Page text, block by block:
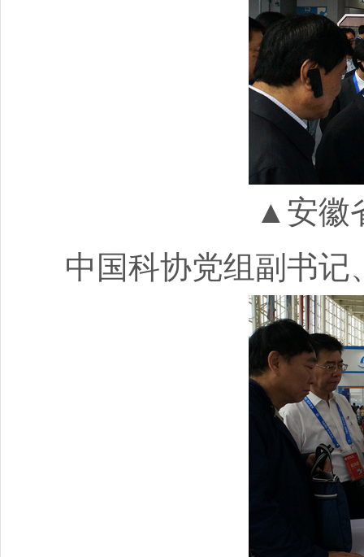
▲安徽
中国科协党组副书